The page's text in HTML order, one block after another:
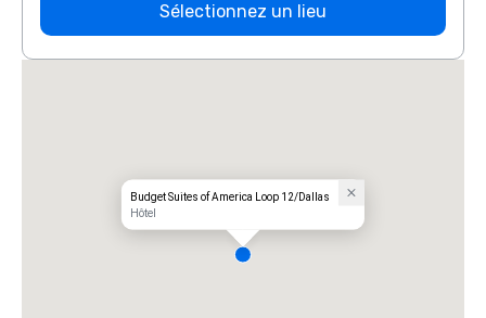
Sélectionnez un lieu
Budget Suites of America Loop 12/Dallas
Hôtel